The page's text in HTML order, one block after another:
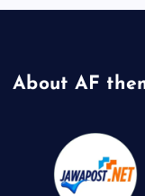
About AF